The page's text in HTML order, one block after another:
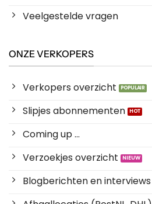
Veelgestelde vragen
ONZE VERKOPERS
Verkopers overzicht
Slipjes abonnementen
Coming up ...
Verzoekjes overzicht
Blogberichten en interviews